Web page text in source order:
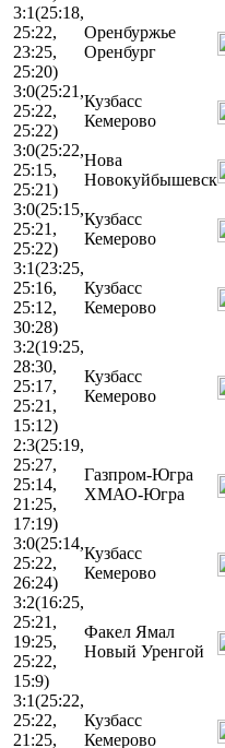
3:1(25:18,
25:22,
23:25,
25:20)
Оренбуржье
Оренбург
3:0(25:21,
25:22,
25:22)
Кузбасс
Кемерово
3:0(25:22,
25:15,
25:21)
Нова
Новокуйбышевск
3:0(25:15,
25:21,
25:22)
Кузбасс
Кемерово
3:1(23:25,
25:16,
25:12,
30:28)
Кузбасс
Кемерово
3:2(19:25,
28:30,
25:17,
25:21,
15:12)
Кузбасс
Кемерово
2:3(25:19,
25:27,
25:14,
21:25,
17:19)
Газпром-Югра
ХМАО-Югра
3:0(25:14,
25:22,
26:24)
Кузбасс
Кемерово
3:2(16:25,
25:21,
19:25,
25:22,
15:9)
Факел Ямал
Новый Уренгой
3:1(25:22,
25:22,
21:25,
Кузбасс
Кемерово